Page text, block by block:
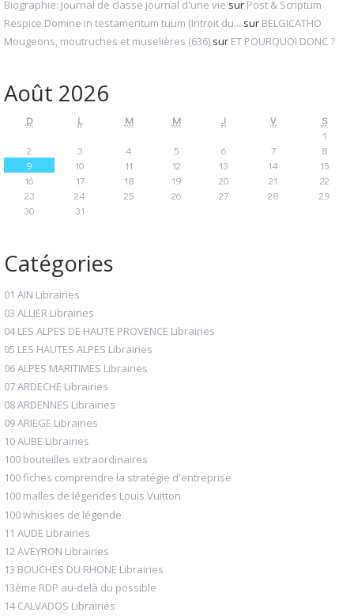
Biographie: Journal de classe journal d'une vie sur Post & Scriptum
Respice Domine in testamentum tuum (Introit du... sur BELGICATHO
Mougeons, moutruches et muselières (636) sur ET POURQUOI DONC ?
Août 2026
D L M M J V
S
1
2
3 4 5 6 7
8
9
10 11 12 13 14
15
16
17 18 19 20 21
22
23
24 25 26 27 28
29
30
31
Catégories
01 AIN Librairies
03 ALLIER Librairies
04 LES ALPES DE HAUTE PROVENCE Librairies
05 LES HAUTES ALPES Librairies
06 ALPES MARITIMES Librairies
07 ARDECHE Librairies
08 ARDENNES Librairies
09 ARIEGE Librairies
10 AUBE Librairies
100 bouteilles extraordinaires
100 fiches comprendre la stratégie d'entreprise
100 malles de légendes Louis Vuitton
100 whiskies de légende
11 AUDE Librairies
12 AVEYRON Librairies
13 BOUCHES DU RHONE Librairies
13ème RDP au-delà du possible
14 CALVADOS Librairies